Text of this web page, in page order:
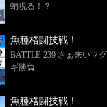
蛸現る！？
魚種格闘技戦！
BATTLE-239 さぁ来いマ
ギ勝負
魚種格闘技戦！